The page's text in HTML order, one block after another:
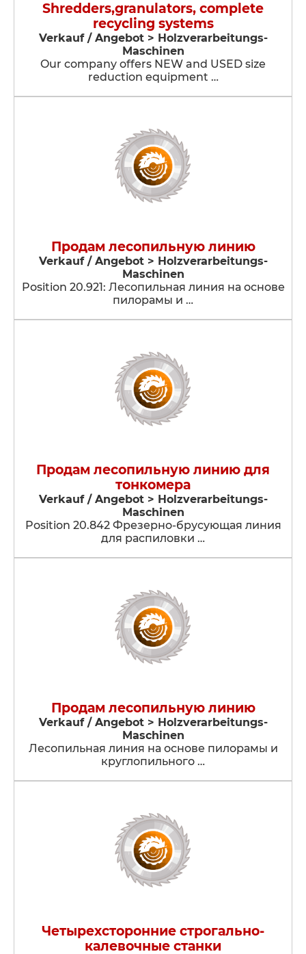
Shredders,granulators, complete
recycling systems
Verkauf / Angebot > Holzverarbeitungs-
Maschinen
Our company offers NEW and USED size
reduction equipment …
Продам лесопильную линию
Verkauf / Angebot > Holzverarbeitungs-
Maschinen
Position 20.921: Лесопильная линия на основе
пилорамы и …
Продам лесопильную линию для
тонкомера
Verkauf / Angebot > Holzverarbeitungs-
Maschinen
Position 20.842 Фрезерно-брусующая линия
для распиловки …
Продам лесопильную линию
Verkauf / Angebot > Holzverarbeitungs-
Maschinen
Лесопильная линия на основе пилорамы и
круглопильного …
Четырехсторонние строгально-
калевочные станки